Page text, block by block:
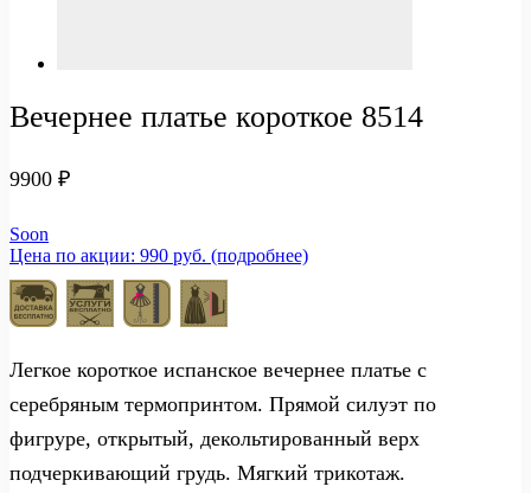
Вечернее платье короткое 8514
9900 ₽
Soon
Цена по акции: 990 руб. (подробнее)
Легкое короткое испанское вечернее платье с
серебряным термопринтом. Прямой силуэт по
фигруре, открытый, декольтированный верх
подчеркивающий грудь. Мягкий трикотаж.